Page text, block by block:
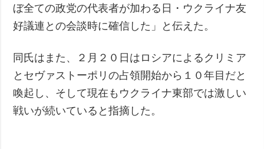
ぼ全ての政党の代表者が加わる日・ウクライナ友
好議連との会談時に確信した」と伝えた。
同氏はまた、２月２０日はロシアによるクリミア
とセヴァストーポリの占領開始から１０年目だと
喚起し、そして現在もウクライナ東部では激しい
戦いが続いていると指摘した。